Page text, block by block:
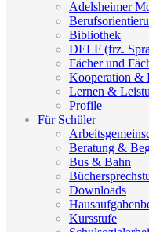
Adelsheimer
Bibliothek
DELF (frz.
Fächer und
Kooperation &
Lernen &
Profile
Für Schüler
Beratung &
Bus & Bahn
Downloads
Kursstufe